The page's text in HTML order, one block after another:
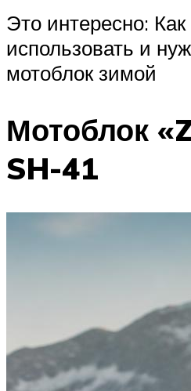
Это интересно:
использовать и
мотоблок зимой
Мотоблок
SH-41